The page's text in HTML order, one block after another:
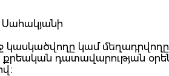
Սահակյանի
կասկածվողը կամ
քրեական դատավարության